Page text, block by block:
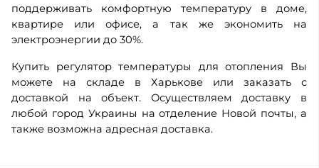
поддерживать комфортную температуру в доме,
квартире или офисе, а так же экономить на
электроэнергии до 30%.
Купить регулятор температуры для отопления Вы
можете на складе в Харькове или заказать с
доставкой на объект. Осуществляем доставку в
любой город Украины на отделение Новой почты, а
также возможна адресная доставка.